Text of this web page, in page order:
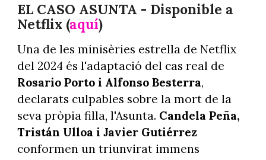
EL CASO ASUNTA - Disponible a
Netflix (aquí)
Una de les minisèries estrella de Netflix
del 2024 és l'adaptació del cas real de
Rosario Porto i Alfonso Besterra,
declarats culpables sobre la mort de la
seva pròpia filla, l'Asunta. Candela Peña,
Tristán Ulloa i Javier Gutiérrez
conformen un triunvirat immens